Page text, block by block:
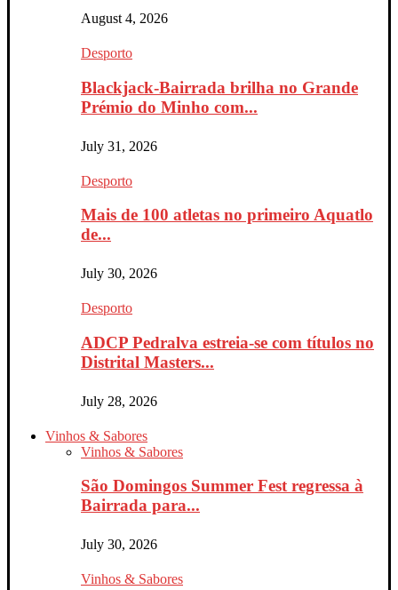
August 4, 2026
Desporto
Blackjack-Bairrada brilha no Grande
Prémio do Minho com...
July 31, 2026
Desporto
Mais de 100 atletas no primeiro Aquatlo
de...
July 30, 2026
Desporto
ADCP Pedralva estreia-se com títulos no
Distrital Masters...
July 28, 2026
Vinhos & Sabores
Vinhos & Sabores
São Domingos Summer Fest regressa à
Bairrada para...
July 30, 2026
Vinhos & Sabores